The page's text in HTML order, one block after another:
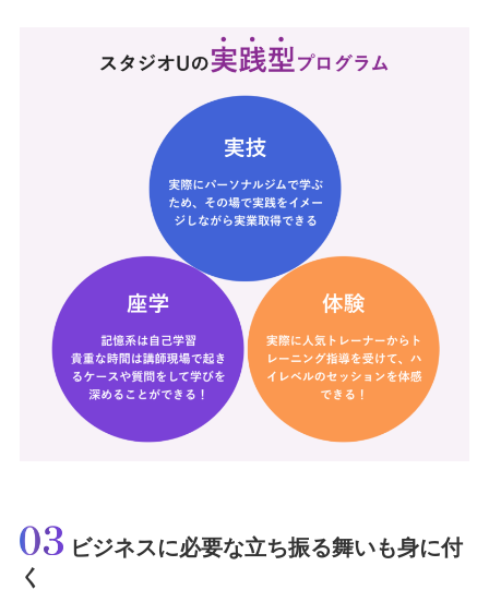
ビジネスに必要な立ち振る舞いも身に付
く